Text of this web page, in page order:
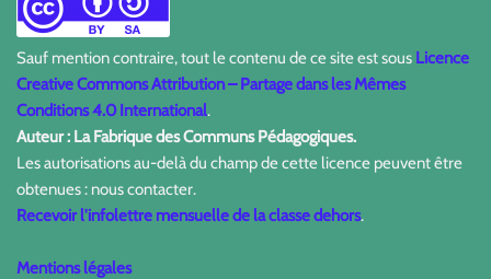
Sauf mention contraire, tout le contenu de ce site est sous Licence
Creative Commons Attribution – Partage dans les Mêmes
Conditions 4.0 International.
Auteur : La Fabrique des Communs Pédagogiques.
Les autorisations au-delà du champ de cette licence peuvent être
obtenues : nous contacter.
Recevoir l'infolettre mensuelle de la classe dehors.
Mentions légales